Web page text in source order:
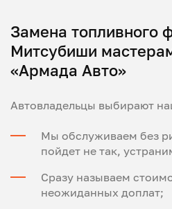
Замена топливного
Митсубиши
«Армада Авто»
Автовладельцы выбирают
Мы обслуживаем без
пойдет не так,
Сразу называем
неожиданных доплат;